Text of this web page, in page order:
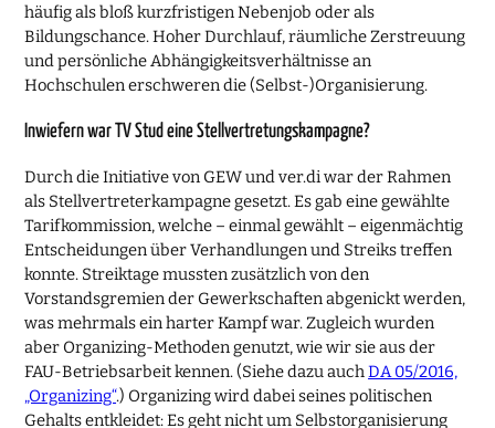
häufig als bloß kurzfristigen Nebenjob oder als
Bildungschance. Hoher Durchlauf, räumliche Zerstreuung
und persönliche Abhängigkeitsverhältnisse an
Hochschulen erschweren die (Selbst-)Organisierung.
Inwiefern war TV Stud eine Stellvertretungskampagne?
Durch die Initiative von GEW und ver.di war der Rahmen
als Stellvertreterkampagne gesetzt. Es gab eine gewählte
Tarifkommission, welche – einmal gewählt – eigenmächtig
Entscheidungen über Verhandlungen und Streiks treffen
konnte. Streiktage mussten zusätzlich von den
Vorstandsgremien der Gewerkschaften abgenickt werden,
was mehrmals ein harter Kampf war. Zugleich wurden
aber Organizing-Methoden genutzt, wie wir sie aus der
FAU-Betriebsarbeit kennen. (Siehe dazu auchDA 05/2016,
„Organizing“.) Organizing wird dabei seines politischen
Gehalts entkleidet: Es geht nicht um Selbstorganisierung